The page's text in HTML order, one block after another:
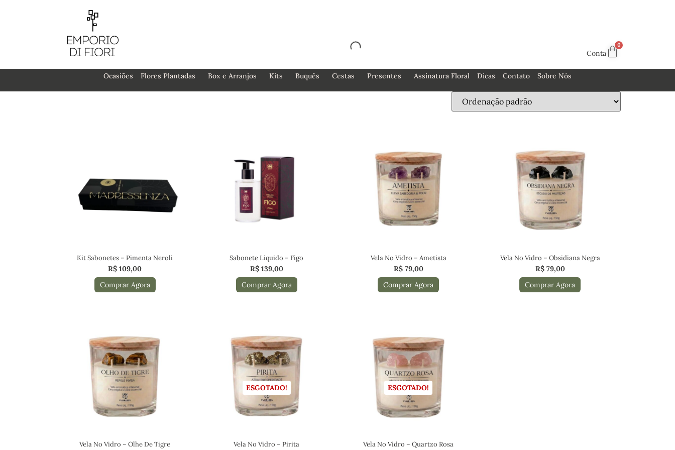
Conta
Ocasiões Flores Plantadas Box e Arranjos Kits Buquês Cestas Presentes Assinatura Floral Dicas Contato Sobre Nós
Kit Sabonetes – Pimenta Neroli
R$ 109,00
Comprar Agora
Sabonete Liquido – Figo
R$139,00
Comprar Agora
Vela No Vidro – Ametista
R$79,00
Comprar Agora
Vela No Vidro – Obsidiana Negra
R$79,00
Comprar Agora
Vela No Vidro – Olhe De Tigre
ESGOTADO!
Vela No Vidro – Pirita
ESGOTADO!
Vela No Vidro – Quartzo Rosa